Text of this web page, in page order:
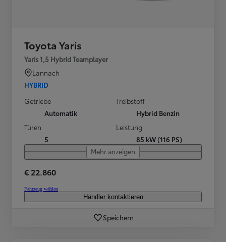
Toyota Yaris
Yaris 1,5 Hybrid Teamplayer
Lannach
HYBRID
Getriebe
Automatik
Treibstoff
Hybrid Benzin
Türen
5
Leistung
85 kW (116 PS)
Mehr anzeigen
€ 22.860
Fahrzeug wählen
Händler kontaktieren
Speichern